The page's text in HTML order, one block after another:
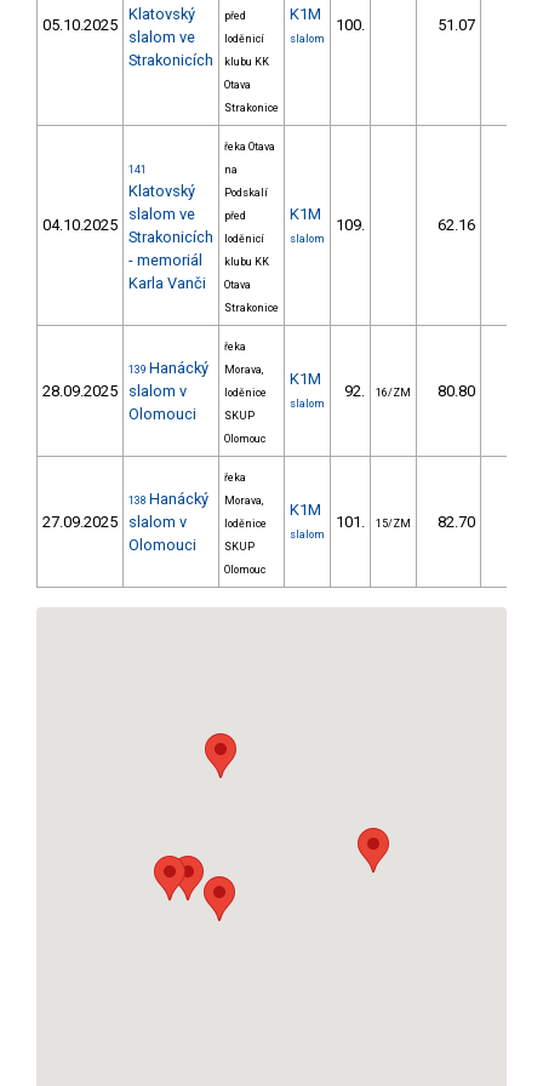
05.10.2025
Klatovský
slalom ve
Strakonicích
před
loděnicí
klubu KK
Otava
Strakonice
K1M
slalom
100. 51.07
04.10.2025
141
Klatovský
slalom ve
Strakonicích
- memoriál
Karla Vanči
řeka Otava
na
Podskalí
před
loděnicí
klubu KK
Otava
Strakonice
K1M
slalom
109. 62.16
28.09.2025
139 Hanácký
slalom v
Olomouci
řeka
Morava,
loděnice
SKUP
Olomouc
K1M
slalom
92. 16/ZM 80.80
27.09.2025
138 Hanácký
slalom v
Olomouci
řeka
Morava,
loděnice
SKUP
Olomouc
K1M
slalom
101. 15/ZM 82.70